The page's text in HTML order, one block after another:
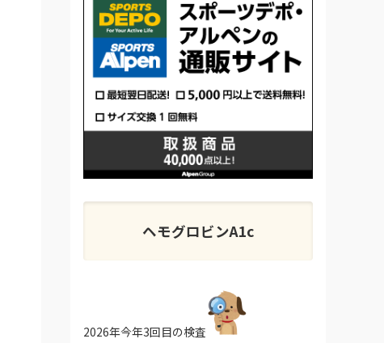
ヘモグロビンA1c
2026年今年3回目の検査